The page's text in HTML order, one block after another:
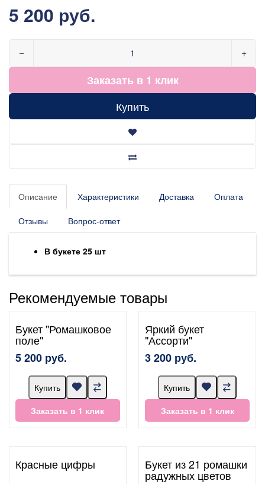
5 200 руб.
− +
Заказать в 1 клик
Купить
Описание Характеристики Доставка Оплата
Отзывы Вопрос-ответ
В букете 25 шт
Рекомендуемые товары
Букет "Ромашковое
поле"
5 200 руб.
Купить
Заказать в 1 клик
Яркий букет
"Ассорти"
3 200 руб.
Купить
Заказать в 1 клик
Красные цифры
Букет из 21 ромашки
радужных цветов